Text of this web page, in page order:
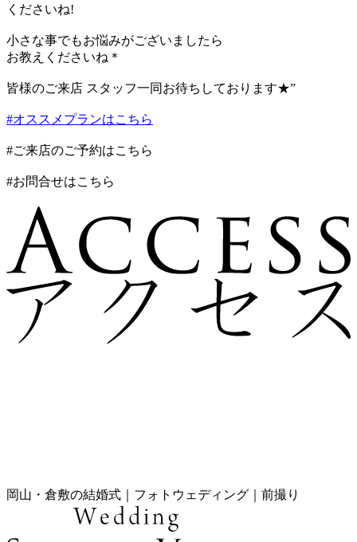
くださいね!
小さな事でもお悩みがございましたら
お教えくださいね＊
皆様のご来店 スタッフ一同お待ちしております★”
#オススメプランはこちら
#ご来店のご予約はこちら
#お問合せはこちら
岡山・倉敷の結婚式｜フォトウェディング｜前撮り